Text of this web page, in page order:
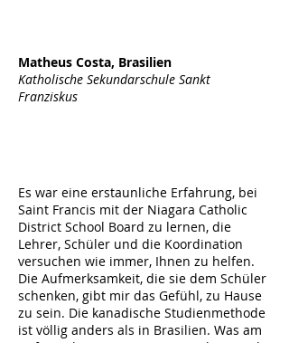
Matheus Costa, Brasilien
Katholische Sekundarschule Sankt
Franziskus
Es war eine erstaunliche Erfahrung, bei
Saint Francis mit der Niagara Catholic
District School Board zu lernen, die
Lehrer, Schüler und die Koordination
versuchen wie immer, Ihnen zu helfen.
Die Aufmerksamkeit, die sie dem Schüler
schenken, gibt mir das Gefühl, zu Hause
zu sein. Die kanadische Studienmethode
ist völlig anders als in Brasilien. Was am